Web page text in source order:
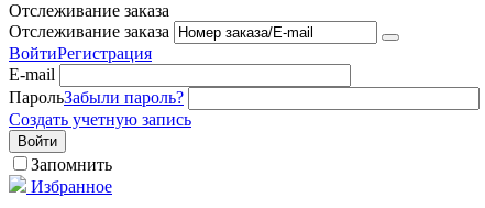
Отслеживание заказа
Отслеживание заказа
ВойтиРегистрация
E-mail
ПарольЗабыли пароль?
Создать учетную запись
Войти
Запомнить
Избранное